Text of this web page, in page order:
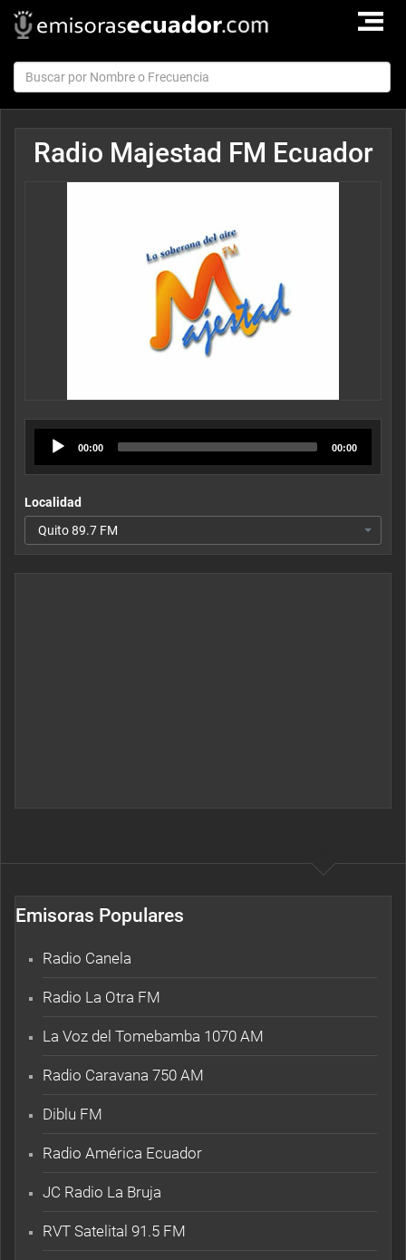
TOGGLE
Radio Majestad FM Ecuador
Player
00:00 00:00
Localidad
Quito 89.7 FM
Emisoras Populares
Radio Canela
Radio La Otra FM
La Voz del Tomebamba 1070 AM
Radio Caravana 750 AM
Diblu FM
Radio América Ecuador
JC Radio La Bruja
RVT Satelital 91.5 FM